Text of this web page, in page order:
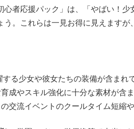
心者応援パック」は、「やばい！
う。これらは一見お得に見えます
する少女や彼女たちの装備が含まれ
成やスキル強化に十分な素材が含
交流イベントのクールタイム短縮